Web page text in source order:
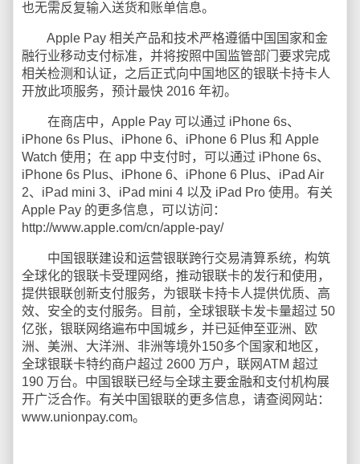
也无需反复输入送货和账单信息。
Apple Pay 相关产品和技术严格遵循中国国家和金
融行业移动支付标准，并将按照中国监管部门要求完成
相关检测和认证，之后正式向中国地区的银联卡持卡人
开放此项服务，预计最快 2016 年初。
在商店中，Apple Pay 可以通过 iPhone 6s、
iPhone 6s Plus、iPhone 6、iPhone 6 Plus 和 Apple
Watch 使用；在 app 中支付时，可以通过 iPhone 6s、
iPhone 6s Plus、iPhone 6、iPhone 6 Plus、iPad Air
2、iPad mini 3、iPad mini 4 以及 iPad Pro 使用。有关
Apple Pay 的更多信息，可以访问：
http://www.apple.com/cn/apple-pay/
中国银联建设和运营银联跨行交易清算系统，构筑
全球化的银联卡受理网络，推动银联卡的发行和使用，
提供银联创新支付服务，为银联卡持卡人提供优质、高
效、安全的支付服务。目前，全球银联卡发卡量超过 50
亿张，银联网络遍布中国城乡，并已延伸至亚洲、欧
洲、美洲、大洋洲、非洲等境外150多个国家和地区，
全球银联卡特约商户超过 2600 万户，联网ATM 超过
190 万台。中国银联已经与全球主要金融和支付机构展
开广泛合作。有关中国银联的更多信息，请查阅网站：
www.unionpay.com。